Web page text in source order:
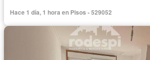
Hace 1 día, 1 hora en Pisos - 529052